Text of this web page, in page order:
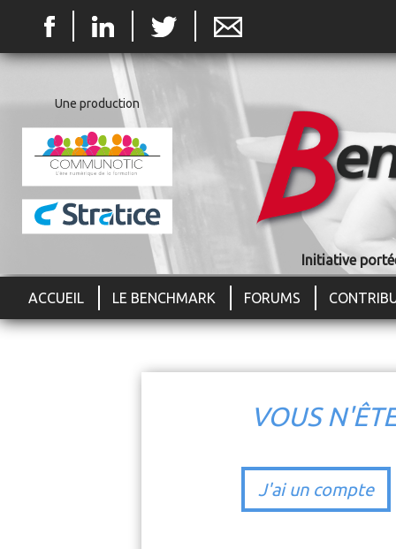
Initiative
Une production
ACCUEIL LE BENCHMARK FORUMS
VOUS
J'ai un compte